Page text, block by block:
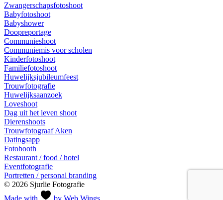
Zwangerschapsfotoshoot
Babyfotoshoot
Babyshower
Doopreportage
Communieshoot
Communiemis voor scholen
Kinderfotoshoot
Familiefotoshoot
Huwelijksjubileumfeest
Trouwfotografie
Huwelijksaanzoek
Loveshoot
Dag uit het leven shoot
Dierenshoots
Trouwfotograaf Aken
Datingsapp
Fotobooth
Restaurant / food / hotel
Eventfotografie
Portretten / personal branding
© 2026 Sjurlie Fotografie
Made with
by Web Wings